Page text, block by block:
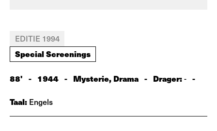
EDITIE 1994
Special Screenings
88' - 1944 - Mysterie, Drama - Drager:- -
Taal: Engels